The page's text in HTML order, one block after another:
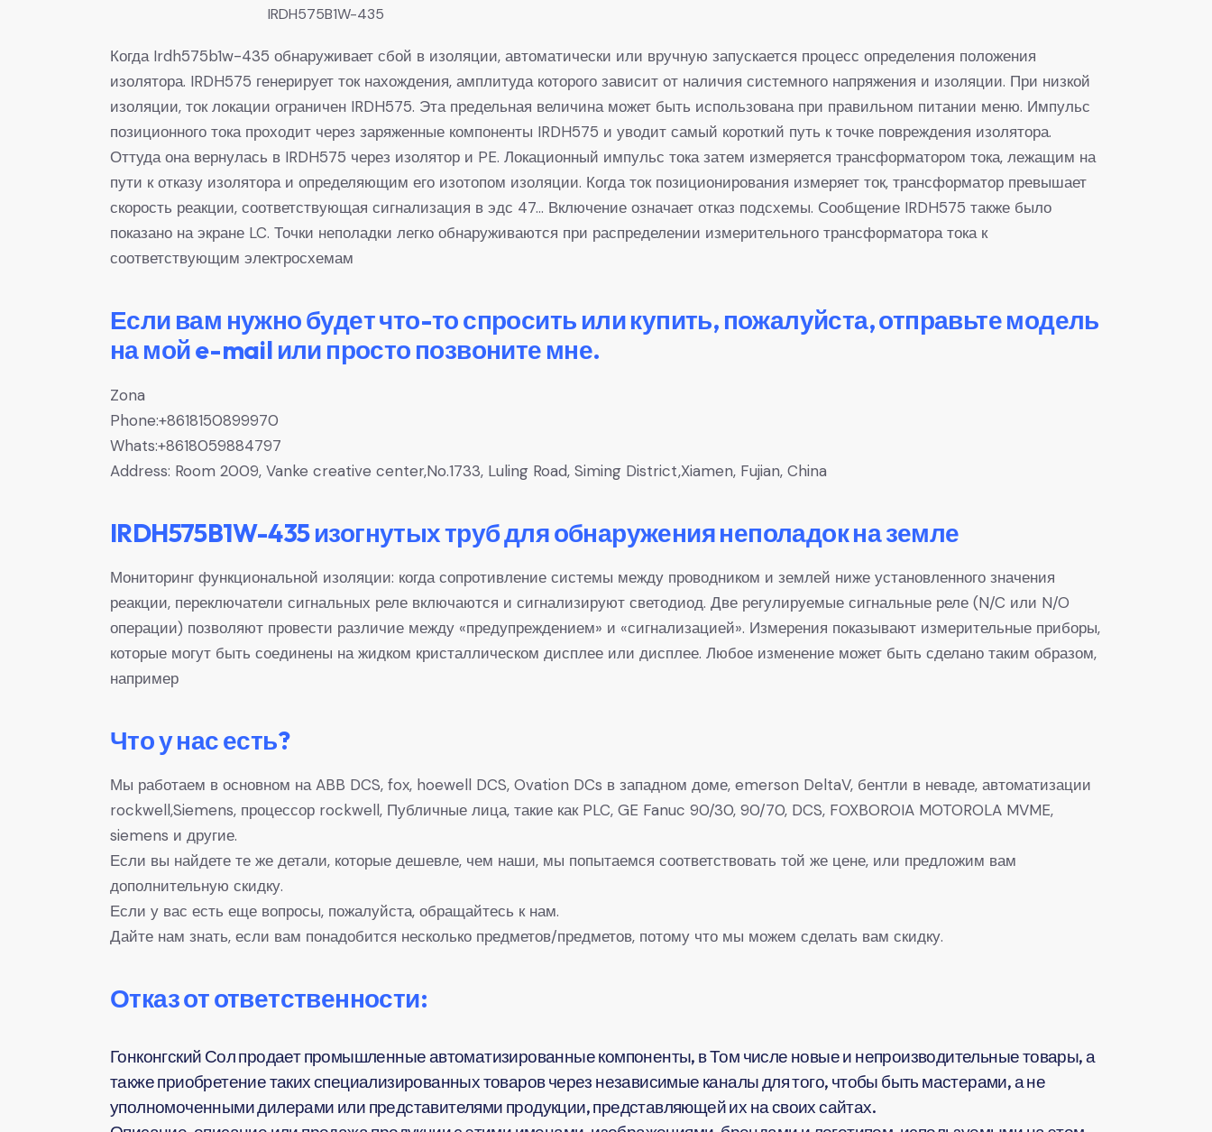
IRDH575B1W-435
Когда Irdh575b1w-435 обнаруживает сбой в изоляции, автоматически или вручную запускается процесс определения положения
изолятора. IRDH575 генерирует ток нахождения, амплитуда которого зависит от наличия системного напряжения и изоляции. При низкой
изоляции, ток локации ограничен IRDH575. Эта предельная величина может быть использована при правильном питании меню. Импульс
позиционного тока проходит через заряженные компоненты IRDH575 и уводит самый короткий путь к точке повреждения изолятора.
Оттуда она вернулась в IRDH575 через изолятор и PE. Локационный импульс тока затем измеряется трансформатором тока, лежащим на
пути к отказу изолятора и определяющим его изотопом изоляции. Когда ток позиционирования измеряет ток, трансформатор превышает
скорость реакции, соответствующая сигнализация в эдс 47… Включение означает отказ подсхемы. Сообщение IRDH575 также было
показано на экране LC. Точки неполадки легко обнаруживаются при распределении измерительного трансформатора тока к
соответствующим электросхемам
Если вам нужно будет что-то спросить или купить, пожалуйста, отправьте модель
на мой e-mail или просто позвоните мне.
Zona
Phone:+8618150899970
Whats:+8618059884797
Address: Room 2009, Vanke creative center,No.1733, Luling Road, Siming District,Xiamen, Fujian, China
IRDH575B1W-435 изогнутых труб для обнаружения неполадок на земле
Мониторинг функциональной изоляции: когда сопротивление системы между проводником и землей ниже установленного значения
реакции, переключатели сигнальных реле включаются и сигнализируют светодиод. Две регулируемые сигнальные реле (N/C или N/O
операции) позволяют провести различие между «предупреждением» и «сигнализацией». Измерения показывают измерительные приборы,
которые могут быть соединены на жидком кристаллическом дисплее или дисплее. Любое изменение может быть сделано таким образом,
например
Что у нас есть?
Мы работаем в основном на ABB DCS, fox, hoewell DCS, Ovation DCs в западном доме, emerson DeltaV, бентли в неваде, автоматизации
rockwell,Siemens, процессор rockwell, Публичные лица, такие как PLC, GE Fanuc 90/30, 90/70, DCS, FOXBOROIA MOTOROLA MVME,
siemens и другие.
Если вы найдете те же детали, которые дешевле, чем наши, мы попытаемся соответствовать той же цене, или предложим вам
дополнительную скидку.
Если у вас есть еще вопросы, пожалуйста, обращайтесь к нам.
Дайте нам знать, если вам понадобится несколько предметов/предметов, потому что мы можем сделать вам скидку.
Отказ от ответственности:
Гонконгский Сол продает промышленные автоматизированные компоненты, в Том числе новые и непроизводительные товары, а
также приобретение таких специализированных товаров через независимые каналы для того, чтобы быть мастерами, а не
уполномоченными дилерами или представителями продукции, представляющей их на своих сайтах.